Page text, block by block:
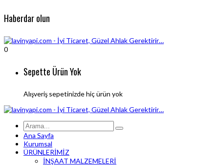
Haberdar olun
0
Sepette Ürün Yok
Alışveriş sepetinizde hiç ürün yok
Ana Sayfa
Kurumsal
ÜRÜNLERİMİZ
İNŞAAT MALZEMELERİ